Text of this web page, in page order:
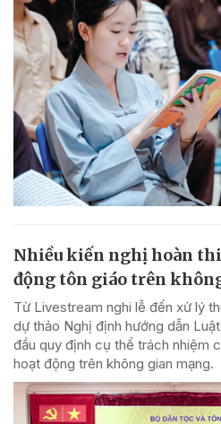
Nhiều kiến nghị hoàn
động tôn giáo trên
Từ Livestream nghi lễ đến xử lý
dự thảo Nghị định hướng dẫn
đầu quy định cụ thể trách nhiệm
hoạt động trên không gian mạng.